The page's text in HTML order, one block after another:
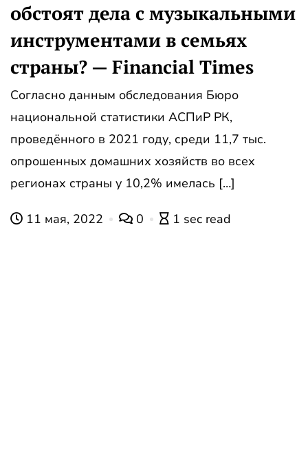
обстоят дела с музыкальными
инструментами в семьях
страны? — Financial Times
Согласно данным обследования Бюро
национальной статистики АСПиР РК,
проведённого в 2021 году, среди 11,7 тыс.
опрошенных домашних хозяйств во всех
регионах страны у 10,2% имелась […]
11 мая, 2022 0 1 sec read